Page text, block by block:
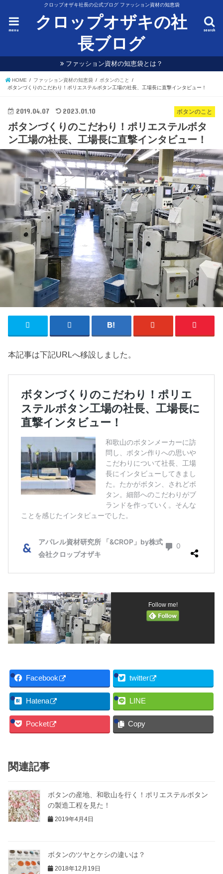
クロップオザキ社長の公式ブログ ファッション資材の知恵袋
クロップオザキの社
長ブログ
search
menu
ファッション資材の知恵袋とは？
HOME ファッション資材の知恵袋
ボタンのこと
ボタンづくりのこだわり！ポリエステルボタン工場の社長、工場長に直撃インタビュー！
ボタンのこと
2019.04.07 2023.01.10
ボタンづくりのこだわり！ポリエステルボタ
ン工場の社長、工場長に直撃インタビュー！
本記事は下記URLへ移設しました。
Follow me!
Facebook twitter
Hatena LINE
Pocket Copy
関連記事
ボタンの産地、和歌山を行く！ポリエステルボタン
の製造工程を見た！
2019年4月4日
ボタンのツヤとケシの違いは？
2018年12月19日